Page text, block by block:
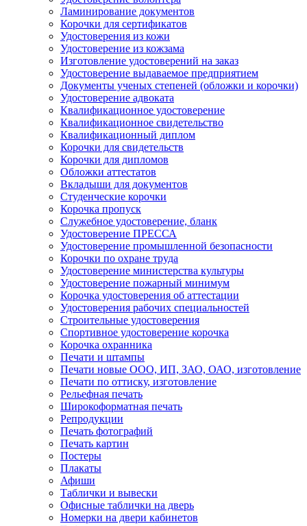
Ламинирование документов
Корочки для сертификатов
Удостоверения из кожи
Удостоверение из кожзама
Изготовление удостоверений на заказ
Удостоверение выдаваемое предприятием
Документы ученых степеней (обложки и корочки)
Удостоверение адвоката
Квалификационное удостоверение
Квалификационное свидетельство
Квалификационный диплом
Корочки для свидетельств
Корочки для дипломов
Обложки аттестатов
Вкладыши для документов
Студенческие корочки
Корочка пропуск
Служебное удостоверение, бланк
Удостоверение ПРЕССА
Удостоверение промышленной безопасности
Корочки по охране труда
Удостоверение министерства культуры
Удостоверение пожарный минимум
Корочка удостоверения об аттестации
Удостоверения рабочих специальностей
Строительные удостоверения
Спортивное удостоверение корочка
Корочка охранника
Печати и штампы
Печати новые ООО, ИП, ЗАО, ОАО, изготовление
Печати по оттиску, изготовление
Рельефная печать
Широкоформатная печать
Репродукции
Печать фотографий
Печать картин
Постеры
Плакаты
Афиши
Таблички и вывески
Офисные таблички на дверь
Номерки на двери кабинетов